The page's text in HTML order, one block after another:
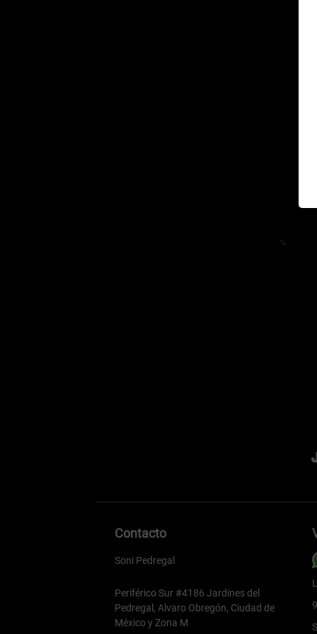
Contacto
Soni Pedregal
Periférico Sur #4186 Jardines del
Pedregal, Alvaro Obregón, Ciudad de
México y Zona M